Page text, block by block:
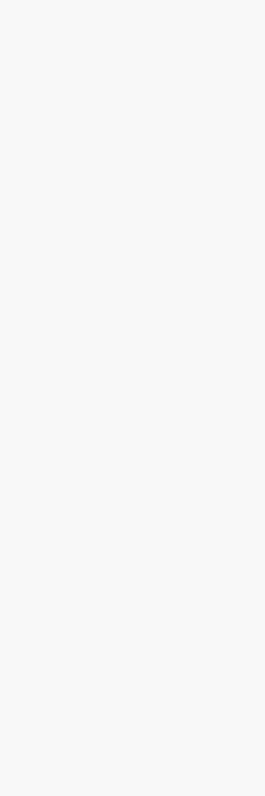
Pfalz und Pfarrer Stephan Kroll aus Markersdorf rankt.
Romy Ebert ein Portrait, das viel über das Leben im Dorf,
Auch ein Blick in die Markersdorfer St.-Michaelis-Kirche ist
Lust, aber nie Zeit da war. Ursprünglich sollten nur einige
die im Jahr 2009 entstandenen Aufnahmen zurück.
im Dorf.
sich informieren und bei verschiedenen Angeboten